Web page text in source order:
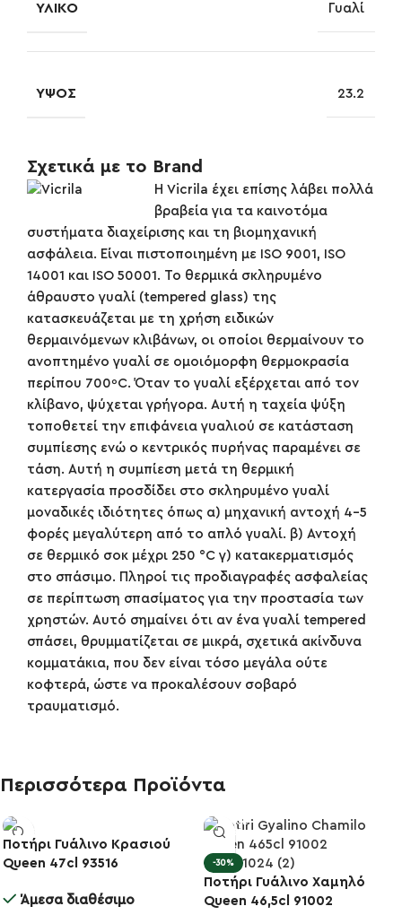
ΥΛΙΚΌ Γυαλί
ΎΨΟΣ 23.2
Σχετικά με το Brand
Η Vicrila έχει επίσης λάβει πολλά
βραβεία για τα καινοτόμα
συστήματα διαχείρισης και τη βιομηχανική
ασφάλεια. Είναι πιστοποιημένη με ISO 9001, ISO
14001 και ISO 50001. Το θερμικά σκληρυμένο
άθραυστο γυαλί (tempered glass) της
κατασκευάζεται με τη χρήση ειδικών
θερμαινόμενων κλιβάνων, οι οποίοι θερμαίνουν το
ανοπτημένο γυαλί σε ομοιόμορφη θερμοκρασία
περίπου 700ºC. Όταν το γυαλί εξέρχεται από τον
κλίβανο, ψύχεται γρήγορα. Αυτή η ταχεία ψύξη
τοποθετεί την επιφάνεια γυαλιού σε κατάσταση
συμπίεσης ενώ ο κεντρικός πυρήνας παραμένει σε
τάση. Αυτή η συμπίεση μετά τη θερμική
κατεργασία προσδίδει στο σκληρυμένο γυαλί
μοναδικές ιδιότητες όπως α) μηχανική αντοχή 4-5
φορές μεγαλύτερη από το απλό γυαλί. β) Αντοχή
σε θερμικό σοκ μέχρι 250 °C γ) κατακερματισμός
στο σπάσιμο. Πληροί τις προδιαγραφές ασφαλείας
σε περίπτωση σπασίματος για την προστασία των
χρηστών. Αυτό σημαίνει ότι αν ένα γυαλί tempered
σπάσει, θρυμματίζεται σε μικρά, σχετικά ακίνδυνα
κομματάκια, που δεν είναι τόσο μεγάλα ούτε
κοφτερά, ώστε να προκαλέσουν σοβαρό
τραυματισμό.
Περισσότερα Προϊόντα
Ποτήρι Γυάλινο Κρασιού
Queen 47cl 93516
Άμεσα διαθέσιμο
-30%
Ποτήρι Γυάλινο Χαμηλό
Queen 46,5cl 91002